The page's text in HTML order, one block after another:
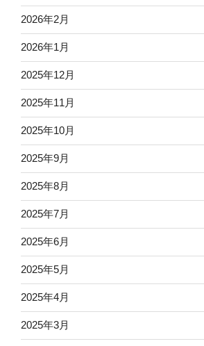
2026年2月
2026年1月
2025年12月
2025年11月
2025年10月
2025年9月
2025年8月
2025年7月
2025年6月
2025年5月
2025年4月
2025年3月